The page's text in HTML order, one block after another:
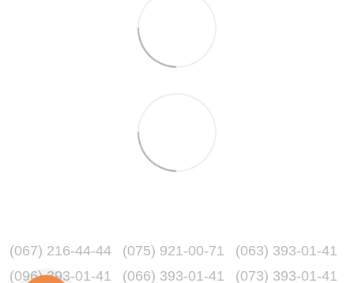
(067) 216-44-44 (075) 921-00-71
(063) 393-01-41
(096) 393-01-41
(066) 393-01-41 (073) 393-01-41